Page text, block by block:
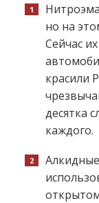
но на
Сейчас
красили
десятка
каждого.